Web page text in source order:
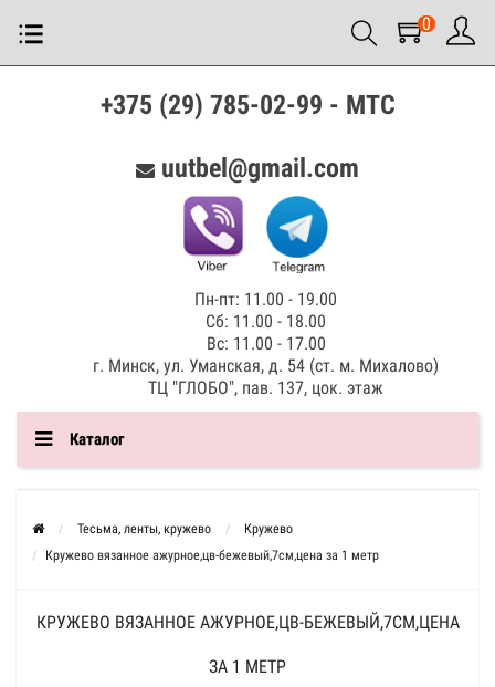
0
+375 (29) 785-02-99 - МТС
uutbel@gmail.com
Пн-пт: 11.00 - 19.00
Сб: 11.00 - 18.00
Вс: 11.00 - 17.00
г. Минск, ул. Уманская, д. 54 (ст. м. Михалово)
ТЦ "ГЛОБО", пав. 137, цок. этаж
Каталог
Тесьма, ленты, кружево
Кружево
Кружево вязанное ажурное,цв-бежевый,7см,цена за 1 метр
КРУЖЕВО ВЯЗАННОЕ АЖУРНОЕ,ЦВ-БЕЖЕВЫЙ,7СМ,ЦЕНА
ЗА 1 МЕТР